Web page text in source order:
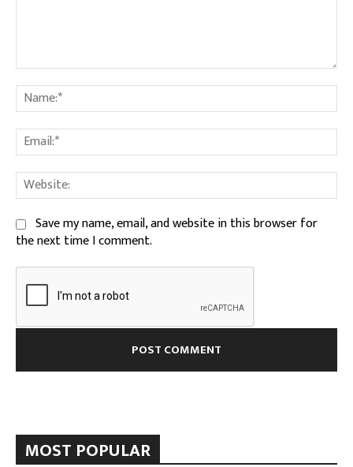
Save my name, email, and website in this browser for
the next time I comment.
MOST POPULAR